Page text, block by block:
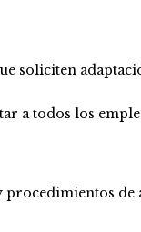
soliciten
a todos los
procedimientos